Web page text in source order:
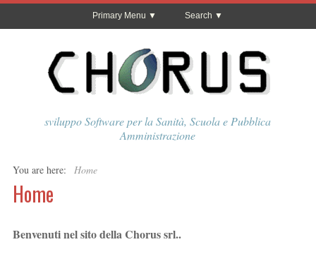
Primary Menu Search
sviluppo Software per la Sanità, Scuola e Pubblica
Amministrazione
You are here: Home
Home
Benvenuti nel sito della Chorus srl..